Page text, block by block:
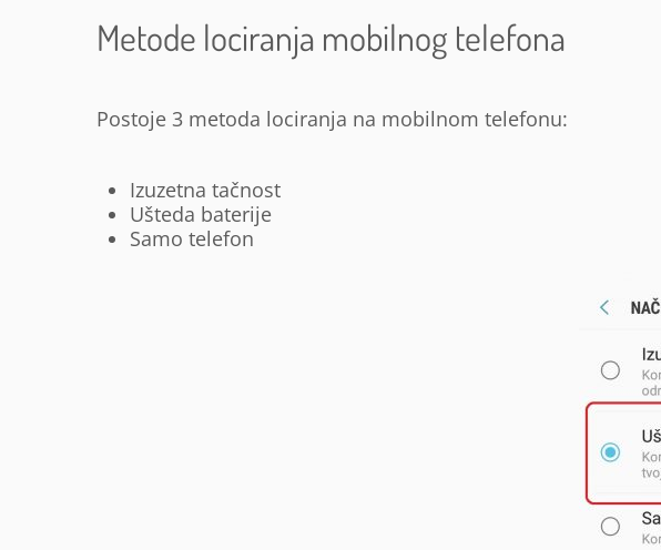
Metode lociranja mobilnog telefona
Postoje 3 metoda lociranja na mobilnom telefonu:
Izuzetna tačnost
Ušteda baterije
Samo telefon